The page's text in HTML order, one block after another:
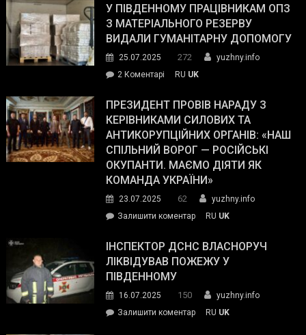
завойовує
симпатії
виборців
The
Street
Journal.
У ПІВДЕННОМУ ПРАЦІВНИКАМ ОПЗ
З МАТЕРІАЛЬНОГО РЕЗЕРВУ
ВИДАЛИ ГУМАНІТАРНУ ДОПОМОГУ
25.07.2025 272
yuzhny.info
2 Коментарі
Південному
працівникам
ОПЗ
з
матеріального
резерву
гуманітарну
допомогу
RU UK
ПРЕЗИДЕНТ ПРОВІВ НАРАДУ З
КЕРІВНИКАМИ СИЛОВИХ ТА
АНТИКОРУПЦІЙНИХ ОРГАНІВ: «НАШ
СПІЛЬНИЙ ВОРОГ — РОСІЙСЬКІ
ОКУПАНТИ. МАЄМО ДІЯТИ ЯК
КОМАНДА УКРАЇНИ»
23.07.2025 62
yuzhny.info
Залишити коментарon
провів
нараду
силових
та
RU UK
ІНСПЕКТОР ДСНС ВЛАСНОРУЧ
ЛІКВІДУВАВ ПОЖЕЖУ У
ПІВДЕННОМУ
16.07.2025 150
yuzhny.info
Залишити коментарon
RU UK